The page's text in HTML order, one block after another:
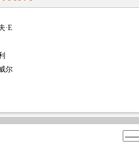
·E
尔